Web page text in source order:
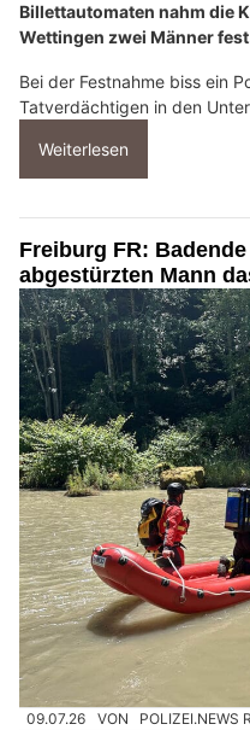
Billettautomaten nahm die
Wettingen zwei Männer
Bei der Festnahme biss ein
Tatverdächtigen in den
Weiterlesen
Freiburg FR:
abgestürzten Mann
09.07.26 VON POLIZEI.NEWS